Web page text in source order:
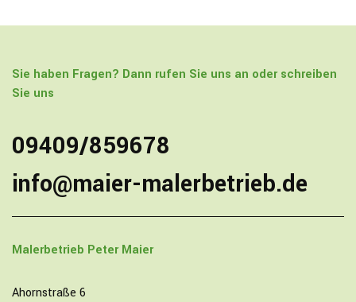
Sie haben Fragen? Dann rufen Sie uns an oder schreiben
Sie uns
09409/859678
info@maier-malerbetrieb.de
Malerbetrieb Peter Maier
Ahornstraße 6